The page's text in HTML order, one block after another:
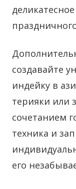
создавайте
индейку в
терияки или
сочетанием
техника и
его